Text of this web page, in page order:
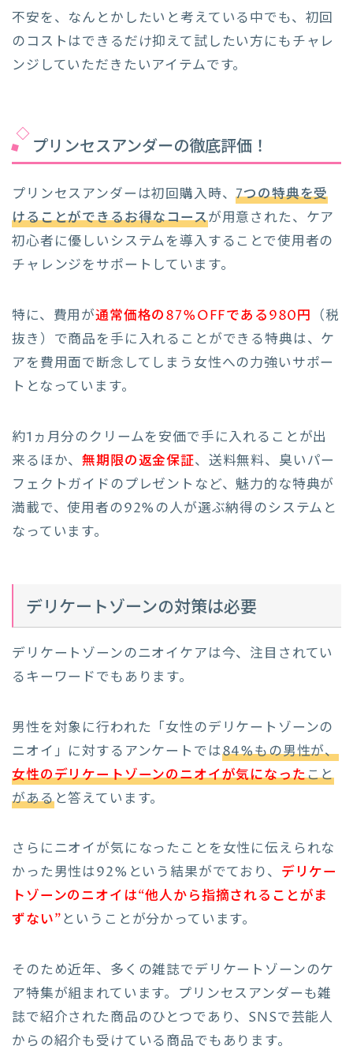
不安を、なんとかしたいと考えている中でも、初回
のコストはできるだけ抑えて試したい方にもチャレ
ンジしていただきたいアイテムです。
プリンセスアンダーの徹底評価！
プリンセスアンダーは初回購入時、7つの特典を受
けることができるお得なコースが用意された、ケア
初心者に優しいシステムを導入することで使用者の
チャレンジをサポートしています。
特に、費用が通常価格の87%OFFである980円 （税
抜き）で商品を手に入れることができる特典は、ケ
アを費用面で断念してしまう女性への力強いサポー
トとなっています。
約1ヵ月分のクリームを安価で手に入れることが出
来るほか、無期限の返金保証、送料無料、臭いパー
フェクトガイドのプレゼントなど、魅力的な特典が
満載で、使用者の92%の人が選ぶ納得のシステムと
なっています。
デリケートゾーンの対策は必要
デリケートゾーンのニオイケアは今、注目されてい
るキーワードでもあります。
男性を対象に行われた「女性のデリケートゾーンの
ニオイ」に対するアンケートでは84%もの男性が、
女性のデリケートゾーンのニオイが気になったこと
があると答えています。
さらにニオイが気になったことを女性に伝えられな
かった男性は92%という結果がでており、 デリケー
トゾーンのニオイは“他人から指摘されることがま
ずない”ということが分かっています。
そのため近年、多くの雑誌でデリケートゾーンのケ
ア特集が組まれています。プリンセスアンダーも雑
誌で紹介された商品のひとつであり、SNSで芸能人
からの紹介も受けている商品でもあります。